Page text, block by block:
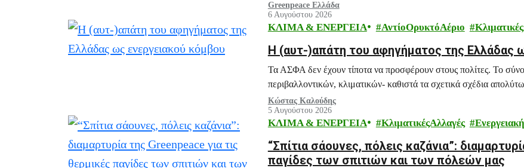
Greenpeace Ελλάδα
6 Αυγούστου 2026
ΚΛΙΜΑ & ΕΝΕΡΓΕΙΑ ΑντίοΟρυκτόΑέριο
H (αυτ-)απάτη του αφηγήματος της Ελλάδας
Τα ΑΣΦΑ δεν έχουν τίποτα να προσφέρουν στους πολίτες. Το
περιβαλλοντικών, κλιματικών- καθιστά τα σχετικά σχέδια
Κώστας Καλούδης
5 Αυγούστου 2026
ΚΛΙΜΑ & ΕΝΕΡΓΕΙΑ ΚλιματικέςΑλλαγές
“Σπίτια σάουνες, πόλεις καζάνια”:
παγίδες των σπιτιών και των πόλεών μας